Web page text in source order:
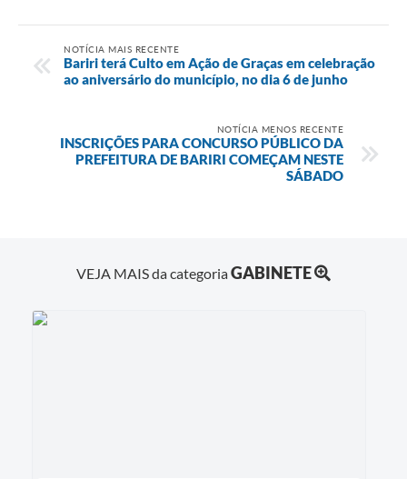
NOTÍCIA MAIS RECENTE
Bariri terá Culto em Ação de Graças em celebração
ao aniversário do município, no dia 6 de junho
NOTÍCIA MENOS RECENTE
INSCRIÇÕES PARA CONCURSO PÚBLICO DA
PREFEITURA DE BARIRI COMEÇAM NESTE
SÁBADO
VEJA MAIS da categoriaGABINETE